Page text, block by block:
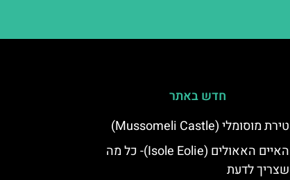
חדש באתר
טירת מוסומלי (Mussomeli Castle)
האיים האאולים (Isole Eolie)- כל מה
שצריך לדעת